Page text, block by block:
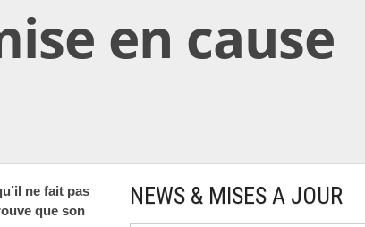
en cause
ne fait pas
que son
NEWS & MISES A JOUR